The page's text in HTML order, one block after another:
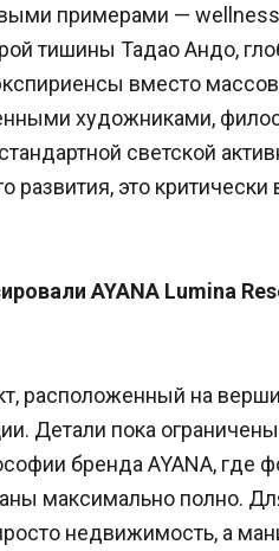
примерами —
тишины Тадао Андо,
вместо
художниками,
светской
развития, это
AYANA Lumina
расположенный на
Детали пока
бренда AYANA, где
максимально полно.
недвижимость, а